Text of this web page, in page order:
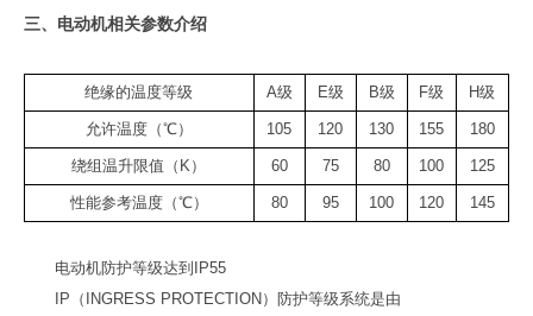
三、电动机相关参数介绍
绝缘的温度等级 A级 E级 B级 F级 H级
允许温度（℃） 105 120 130 155 180
绕组温升限值（K） 60 75 80 100 125
性能参考温度（℃） 80 95 100 120 145
电动机防护等级达到IP55
IP（INGRESS PROTECTION）防护等级系统是由